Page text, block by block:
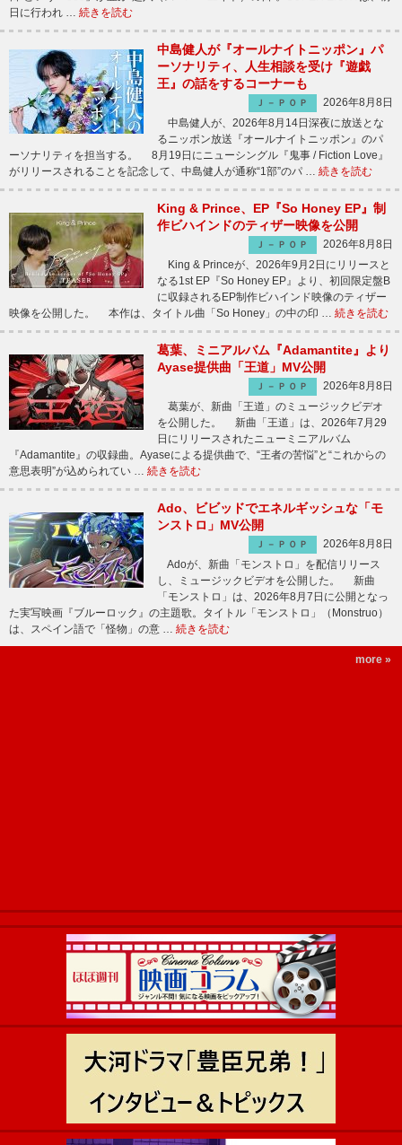
日に行われ … 続きを読む
中島健人が『オールナイトニッポン』パ
ーソナリティ、人生相談を受け『遊戯
王』の話をするコーナーも
Ｊ－ＰＯＰ
2026年8月8日
中島健人が、2026年8月14日深夜に放送とな
るニッポン放送『オールナイトニッポン』のパ
ーソナリティを担当する。 8月19日にニューシングル『鬼事 / Fiction Love』
がリリースされることを記念して、中島健人が通称“1部”のパ … 続きを読む
King & Prince、EP『So Honey EP』制
作ビハインドのティザー映像を公開
Ｊ－ＰＯＰ
2026年8月8日
King & Princeが、2026年9月2日にリリースと
なる1st EP『So Honey EP』より、初回限定盤B
に収録されるEP制作ビハインド映像のティザー
映像を公開した。 本作は、タイトル曲「So Honey」の中の印 … 続きを読む
葛葉、ミニアルバム『Adamantite』より
Ayase提供曲「王道」MV公開
Ｊ－ＰＯＰ
2026年8月8日
葛葉が、新曲「王道」のミュージックビデオ
を公開した。 新曲「王道」は、2026年7月29
日にリリースされたニューミニアルバム
『Adamantite』の収録曲。Ayaseによる提供曲で、“王者の苦悩”と“これからの
意思表明”が込められてい … 続きを読む
Ado、ビビッドでエネルギッシュな「モ
ンストロ」MV公開
Ｊ－ＰＯＰ
2026年8月8日
Adoが、新曲「モンストロ」を配信リリース
し、ミュージックビデオを公開した。 新曲
「モンストロ」は、2026年8月7日に公開となっ
た実写映画『ブルーロック』の主題歌。タイトル「モンストロ」（Monstruo）
は、スペイン語で「怪物」の意 … 続きを読む
more »